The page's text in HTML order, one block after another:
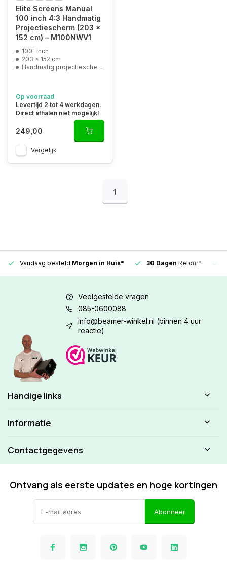
Elite Screens Manual
100 inch 4:3 Handmatig
Projectiescherm (203 x
152 cm) – M100NWV1
100" inch
203 x 152 cm
Handmatig projectiescherm
Op voorraad
Levertijd 2 tot 4 werkdagen.
Direct afhalen niet mogelijk!
249,00
Vergelijk
1
Vandaag besteld Morgen in Huis* 30 Dagen Retour*
Veelgestelde vragen
085-0600088
info@beamer-winkel.nl (binnen 4 uur
reactie)
Handige links
Informatie
Contactgegevens
Ontvang als eerste updates en hoge kortingen
Abonneer